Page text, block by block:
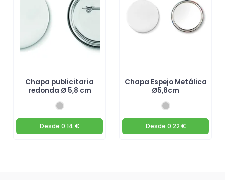
Chapa publicitaria
redonda Ø 5,8 cm
Desde 0.14 €
Chapa Espejo Metálica
Ø5,8cm
Desde 0.22 €